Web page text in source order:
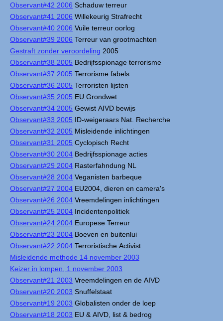
Observant#42 2006 Schaduw terreur
Observant#41 2006 Willekeurig Strafrecht
Observant#40 2006 Vuile terreur oorlog
Observant#39 2006 Terreur van grootmachten
Gestraft zonder veroordeling 2005
Observant#38 2005 Bedrijfsspionage terrorisme
Observant#37 2005 Terrorisme fabels
Observant#36 2005 Terroristen lijsten
Observant#35 2005 EU Grondwet
Observant#34 2005 Gewist AIVD bewijs
Observant#33 2005 ID-weigeraars Nat. Recherche
Observant#32 2005 Misleidende inlichtingen
Observant#31 2005 Cyclopisch Recht
Observant#30 2004 Bedrijfsspionage acties
Observant#29 2004 Rasterfahndung NL
Observant#28 2004 Veganisten barbeque
Observant#27 2004 EU2004, dieren en camera's
Observant#26 2004 Vreemdelingen inlichtingen
Observant#25 2004 Incidentenpolitiek
Observant#24 2004 Europese Terreur
Observant#23 2004 Boeven en buitenlui
Observant#22 2004 Terroristische Activist
Misleidende methode 14 november 2003
Keizer in lompen, 1 november 2003
Observant#21 2003 Vreemdelingen en de AIVD
Observant#20 2003 Snuffelstaat
Observant#19 2003 Globalisten onder de loep
Observant#18 2003 EU & AIVD, list & bedrog